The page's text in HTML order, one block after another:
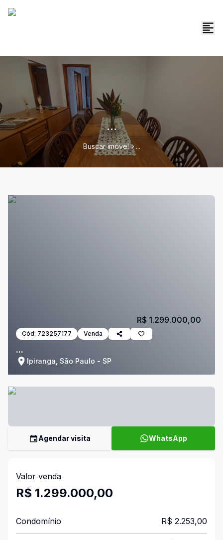
...
Buscar imóvel ...
Cód: 723257177 Venda
...
Ipiranga, São Paulo - SP
R$ 1.299.000,00
Agendar visita WhatsApp
Valor venda
R$ 1.299.000,00
Condomínio R$ 2.253,00